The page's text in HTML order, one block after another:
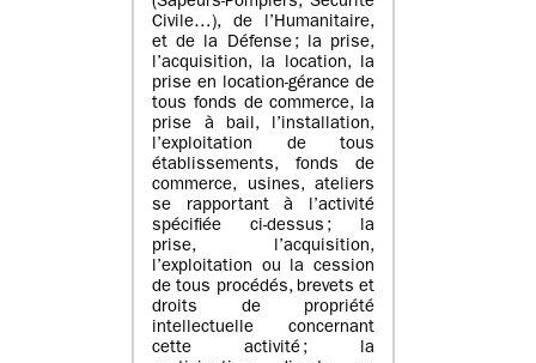
Civile…), de l’Humanitaire,
et de la Défense ; la prise,
l’acquisition, la location, la
prise en location-gérance de
tous fonds de commerce, la
prise à bail, l’installation,
l’exploitation de tous
établissements, fonds de
commerce, usines, ateliers
se rapportant à l’activité
spécifiée ci-dessus ; la
prise, l’acquisition,
l’exploitation ou la cession
de tous procédés, brevets et
droits de propriété
intellectuelle concernant
cette activité ; la